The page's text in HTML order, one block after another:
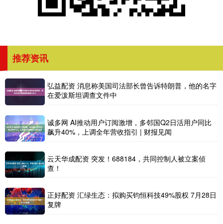
推荐资讯
弘益配资 消息称美国司法部长曾告诉特朗普，他的名字
在爱泼斯坦调查文件中
诚多网 AI推动用户订阅激增，多邻国Q2日活用户同比
飙升40%，上调全年营收指引 | 财报见闻
云天华成配资 突发！688184，共同控制人被立案侦
查！
正好配资 汇绿生态：拟购买钧恒科技49%股权 7月28日
复牌